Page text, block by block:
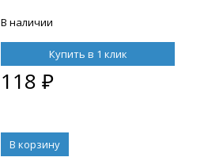
В наличии
Купить в 1 клик
118 ₽
В корзину